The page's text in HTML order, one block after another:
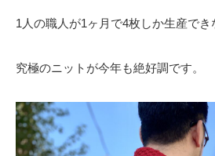
1人の職人が1ヶ月で4枚しか生産でき
究極のニットが今年も絶好調です。